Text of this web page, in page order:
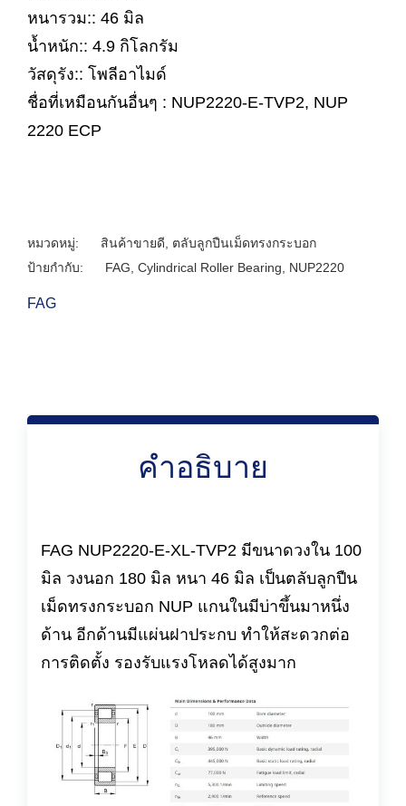
หนารวม:: 46 มิล
น้ำหนัก:: 4.9 กิโลกรัม
วัสดุรัง:: โพลีอาไมด์
ชื่อที่เหมือนกันอื่นๆ : NUP2220-E-TVP2, NUP
2220 ECP
หมวดหมู่: สินค้าขายดี
ตลับลูกปืนเม็ดทรงกระบอก
ป้ายกำกับ:
FAG Cylindrical Roller Bearing NUP2220
FAG
คำอธิบาย
FAG NUP2220-E-XL-TVP2 มีขนาดวงใน 100
มิล วงนอก 180 มิล หนา 46 มิล เป็นตลับลูกปืน
เม็ดทรงกระบอก NUP แกนในมีบ่าขึ้นมาหนึ่ง
ด้าน อีกด้านมีแผ่นฝาประกบ ทำให้สะดวกต่อ
การติดตั้ง รองรับแรงโหลดได้สูงมาก